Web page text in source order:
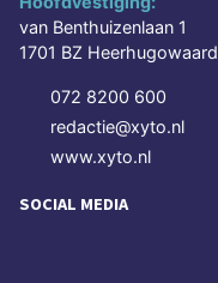
van Benthuizenlaan 1
1701 BZ Heerhugowaard
072 8200 600
redactie@xyto.nl
www.xyto.nl
SOCIAL MEDIA